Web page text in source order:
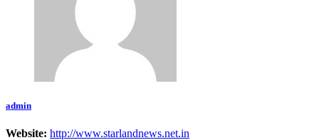
admin
Website: http://www.starlandnews.net.in